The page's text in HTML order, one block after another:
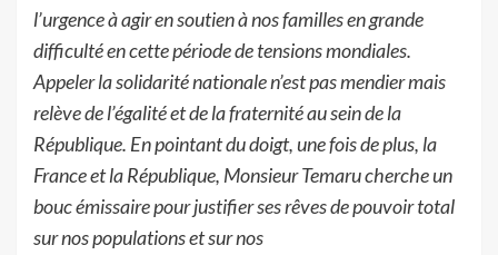
l’urgence à agir en soutien à nos familles en grande
difficulté en cettepériode de tensions mondiales.
Appeler la solidarité nationale n’est pas mendier mais
relève de l’égalité etde la fraternité au sein de la
République. En pointant du doigt, une fois de plus, la
France et la République, Monsieur Temaru chercheun
bouc émissaire pourjustifier ses rêves de pouvoir total
sur nos populationset sur nos